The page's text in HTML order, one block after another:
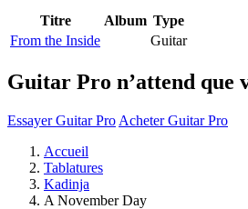
Titre Album Type
From the Inside
Guitar
Guitar Pro n’attend que
Essayer Guitar Pro Acheter Guitar Pro
Accueil
Tablatures
Kadinja
A November Day